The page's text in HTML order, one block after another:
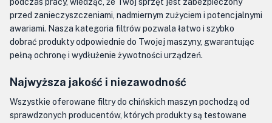
przed zanieczyszczeniami, nadmiernym zużyciem i potencjalnymi
awariami. Nasza kategoria filtrów pozwala łatwo i szybko
dobrać produkty odpowiednie do Twojej maszyny, gwarantując
pełną ochronę i wydłużenie żywotności urządzeń.
Najwyższa jakość i niezawodność
Wszystkie oferowane filtry do chińskich maszyn pochodzą od
sprawdzonych producentów, których produkty są testowane